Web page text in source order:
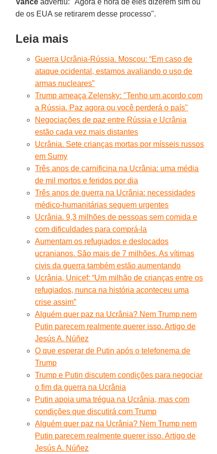
de os EUA se retirarem desse processo".
Leia mais
Guerra Ucrânia-Rússia. Moscou: “Em caso de
ataque ocidental, estamos avaliando o uso de
armas nucleares”
Trump ameaça Zelensky: "Tenho um acordo com
a Rússia. Paz agora ou você perderá o país"
Negociações de paz entre Rússia e Ucrânia
estão cada vez mais distantes
Ucrânia. Sete crianças mortas por mísseis russos
em Sumy
Três anos de carnificina na Ucrânia: uma média
de mil mortos e feridos por dia
Três anos de guerra na Ucrânia: necessidades
médico-humanitárias seguem urgentes
Ucrânia. 9,3 milhões de pessoas sem comida e
com dificuldades para comprá-la
Aumentam os refugiados e deslocados
ucranianos. São mais de 7 milhões. As vítimas
civis da guerra também estão aumentando
Ucrânia, Unicef: “Um milhão de crianças entre os
refugiados, nunca na história aconteceu uma
crise assim”
Alguém quer paz na Ucrânia? Nem Trump nem
Putin parecem realmente querer isso. Artigo de
Jesús A. Núñez
O que esperar de Putin após o telefonema de
Trump
Trump e Putin discutem condições para negociar
o fim da guerra na Ucrânia
Putin apoia uma trégua na Ucrânia, mas com
condições que discutirá com Trump
Alguém quer paz na Ucrânia? Nem Trump nem
Putin parecem realmente querer isso. Artigo de
Jesús A. Núñez